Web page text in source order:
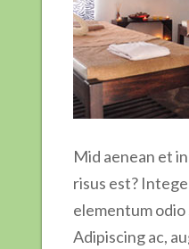
Mid aenean et
risus est?
elementum odio
Adipiscing ac,